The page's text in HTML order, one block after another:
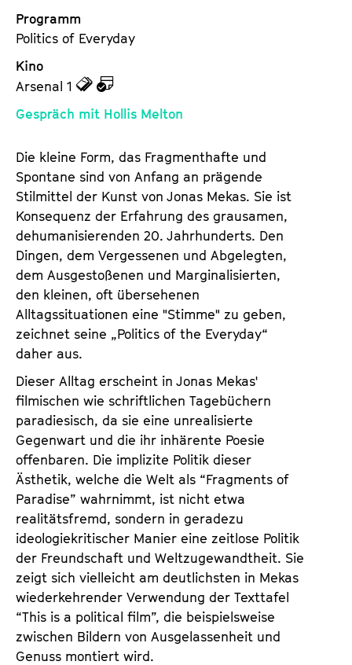
Programm
Politics of Everyday
Kino
Arsenal 1
z
d
n
T
i
c
k
e
t
s
d
m
K
a
e
n
d
e
r
Gespräch mit Hollis Melton
Die kleine Form, das Fragmenthafte und
Spontane sind von Anfang an prägende
Stilmittel der Kunst von Jonas Mekas. Sie ist
Konsequenz der Erfahrung des grausamen,
dehumanisierenden 20. Jahrhunderts. Den
Dingen, dem Vergessenen und Abgelegten,
dem Ausgestoßenen und Marginalisierten,
den kleinen, oft übersehenen
Alltagssituationen eine "Stimme" zu geben,
zeichnet seine „Politics of the Everyday“
daher aus.
Dieser Alltag erscheint in Jonas Mekas'
filmischen wie schriftlichen Tagebüchern
paradiesisch, da sie eine unrealisierte
Gegenwart und die ihr inhärente Poesie
offenbaren. Die implizite Politik dieser
Ästhetik, welche die Welt als “Fragments of
Paradise” wahrnimmt, ist nicht etwa
realitätsfremd, sondern in geradezu
ideologiekritischer Manier eine zeitlose Politik
der Freundschaft und Weltzugewandtheit. Sie
zeigt sich vielleicht am deutlichsten in Mekas
wiederkehrender Verwendung der Texttafel
“This is a political film”, die beispielsweise
zwischen Bildern von Ausgelassenheit und
Genuss montiert wird.